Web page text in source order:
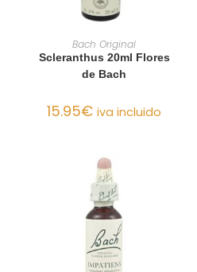
AÑADIR AL CARRITO
Bach Original
Scleranthus 20ml Flores
de Bach
15.95€ iva incluido